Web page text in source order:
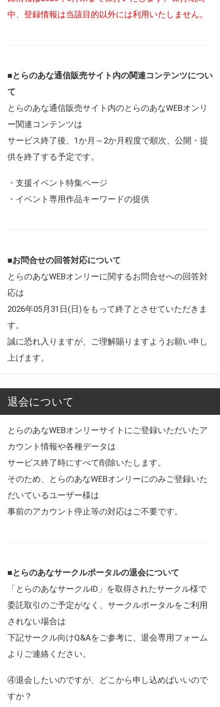
中、登録情報は当該目的以外には利用いたしません。
■とらのあな通信販売サイト内の関連コンテンツについ
て
とらのあな通信販売サイト内のとらのあなWEBオンリ
ー関連コンテンツは
サービス終了後、1か月～2か月程度で順次、公開・提
供を終了する予定です。
・支援イベント特集ページ
・イベント専用作品キーワードの提供
■お問合せの回答対応について
とらのあなWEBオンリーに関するお問合せへの回答対
応は
2026年05月31日(日)をもって終了とさせていただきま
す。
誠に恐れ入りますが、ご理解賜りますようお願い申し
上げます。
退会について
とらのあなWEBオンリーサイトにご登録いただいたア
カウント情報や各種データは
サービス終了時にすべて削除いたします。
そのため、とらのあなWEBオンリーにのみご登録いた
だいているユーザー様は
事前のアカウント停止等の対応はご不要です。
■とらのあなサークルポータルの退会について
「とらのあなサークルID」を取得されたサークル様で
委託取引のご予定がなく、サークルポータルをご利用
されない場合は
下記サークル向けQ&Aをご参考に、退会専用フォーム
よりご連絡ください。
④退会したいのですが、どこから申し込めばいいので
すか？